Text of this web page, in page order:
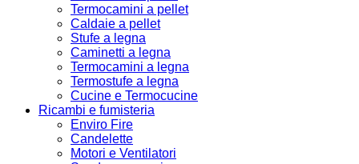
Termocamini a pellet
Caldaie a pellet
Stufe a legna
Caminetti a legna
Termocamini a legna
Termostufe a legna
Cucine e Termocucine
Ricambi e fumisteria
Enviro Fire
Candelette
Motori e Ventilatori